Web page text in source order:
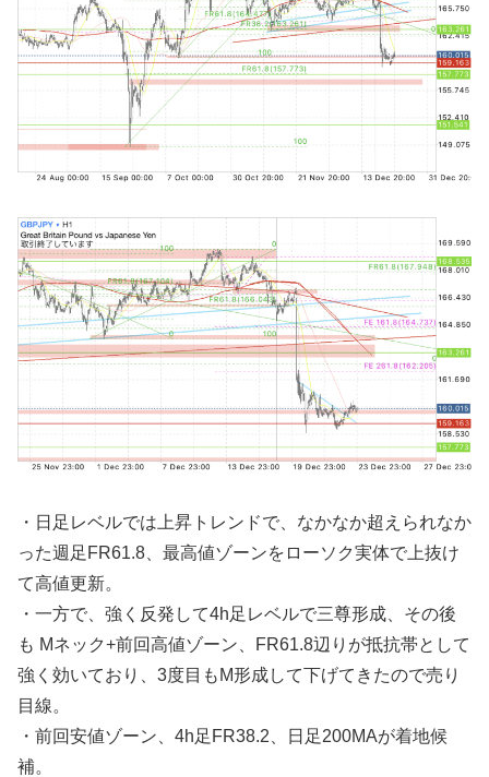
・日足レベルでは上昇トレンドで、なかなか超えられなか
った週足FR61.8、最高値ゾーンをローソク実体で上抜け
て高値更新。
・一方で、強く反発して4h足レベルで三尊形成、その後
も Mネック+前回高値ゾーン、FR61.8辺りが抵抗帯として
強く効いており、3度目もM形成して下げてきたので売り
目線。
・前回安値ゾーン、4h足FR38.2、日足200MAが着地候
補。